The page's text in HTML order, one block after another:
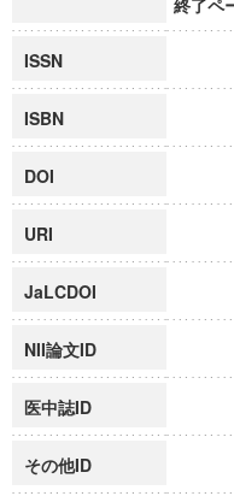
終了ペ
ISSN
ISBN
DOI
URI
JaLCDOI
NII論文ID
医中誌ID
その他ID